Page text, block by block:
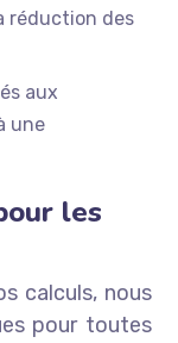
réduction des
aux
une
les
calculs, nous
pour toutes